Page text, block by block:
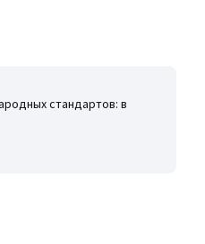
стандартов: в